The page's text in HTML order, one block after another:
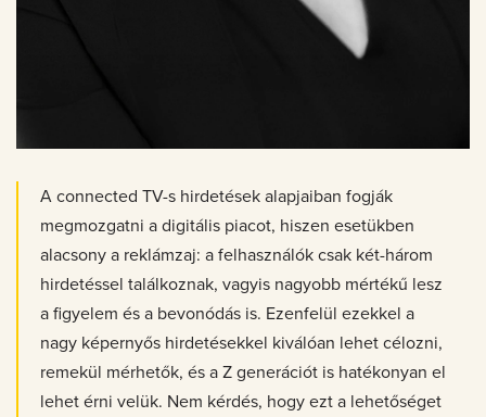
A connected TV-s hirdetések alapjaiban fogják
megmozgatni a digitális piacot, hiszen esetükben
alacsony a reklámzaj: a felhasználók csak két-három
hirdetéssel találkoznak, vagyis nagyobb mértékű lesz
a figyelem és a bevonódás is. Ezenfelül ezekkel a
nagy képernyős hirdetésekkel kiválóan lehet célozni,
remekül mérhetők, és a Z generációt is hatékonyan el
lehet érni velük. Nem kérdés, hogy ezt a lehetőséget